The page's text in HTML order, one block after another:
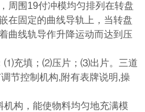
周围 19付冲模均匀排列在转盘
在固定的曲线导轨上，当转盘
曲线轨导作升降运动而达到压
⑴充填；⑵压片；⑶出片。三道
节控制机构,附有表牌说明,操
机构，能使物料均匀地充满模